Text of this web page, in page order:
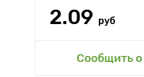
2.09 руб
Сообщить